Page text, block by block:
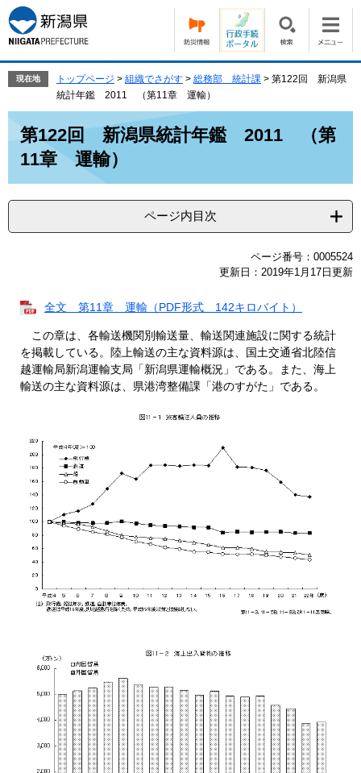
ー
ジ
の
で
す。
ニ
ュ
ー
ば
現在地 トップページ > 組織でさがす > 総務部 統計課 > 第122回 新潟県
統計年鑑 2011 （第11章 運輸）
第122回 新潟県統計年鑑 2011 （第
11章 運輸）
ページ内目次
ページ番号：0005524
更新日：2019年1月17日更新
全文 第11章 運輸（PDF形式 142キロバイト）
この章は、各輸送機関別輸送量、輸送関連施設に関する統計
を掲載している。陸上輸送の主な資料源は、国土交通省北陸信
越運輸局新潟運輸支局「新潟県運輸概況」である。また、海上
輸送の主な資料源は、県港湾整備課「港のすがた」である。